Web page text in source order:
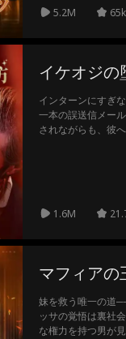
5.2M
65k
イケオジの
インターンにすぎ
一本の誤送信メー
されながらも、彼
1.6M
マフィアの
妹を救う唯一の道
ッサの覚悟は裏社
な権力を持つ男が